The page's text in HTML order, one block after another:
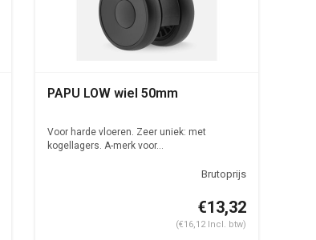
PAPU LOW wiel 50mm
Voor harde vloeren. Zeer uniek: met
kogellagers. A-merk voor...
€13,32
(€16,12 Incl. btw)